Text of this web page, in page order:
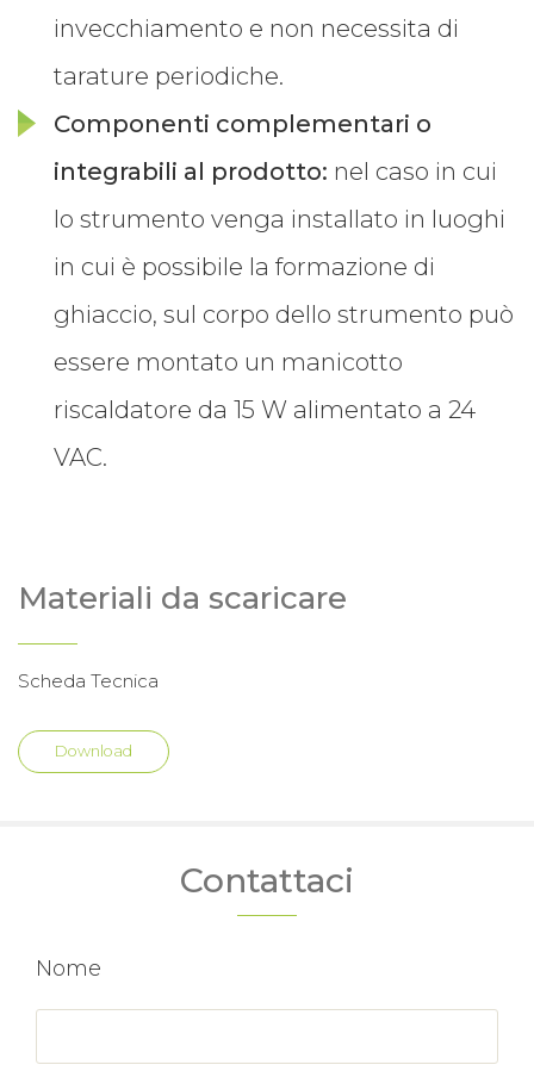
invecchiamento e non necessita di
tarature periodiche.
Componenti complementari o
integrabili al prodotto: nel caso in cui
lo strumento venga installato in luoghi
in cui è possibile la formazione di
ghiaccio, sul corpo dello strumento può
essere montato un manicotto
riscaldatore da 15 W alimentato a 24
VAC.
Materiali da scaricare
Scheda Tecnica
Download
Contattaci
Nome